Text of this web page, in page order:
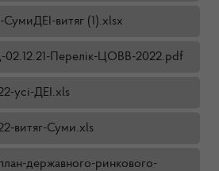
витяг (1).xlsx
02.12.21-Перелік-ЦОВВ-2022.pdf
усі-ДЕІ.xls
витяг-Суми.xls
державного-ринкового-